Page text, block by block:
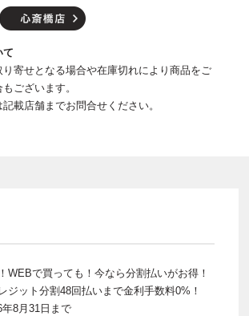
て
り寄せとなる場合や在庫切れにより商品をご
ございます。
載店舗までお問合せください。
WEBで買っても！今なら分割払いがお得！
ジット分割48回払いまで金利手数料0%！
8月31日まで